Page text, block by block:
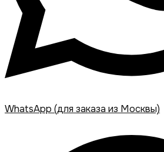
WhatsApp (для заказа из Москвы)